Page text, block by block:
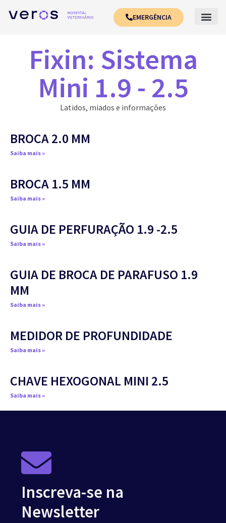
EMERGÊNCIA
Fixin: Sistema
Mini 1.9 - 2.5
Latidos, miados e informações
BROCA 2.0 MM
Saiba mais »
BROCA 1.5 MM
Saiba mais »
GUIA DE PERFURAÇÃO 1.9 -2.5
Saiba mais »
GUIA DE BROCA DE PARAFUSO 1.9
MM
Saiba mais »
MEDIDOR DE PROFUNDIDADE
Saiba mais »
CHAVE HEXOGONAL MINI 2.5
Saiba mais »
Inscreva-se na
Newsletter